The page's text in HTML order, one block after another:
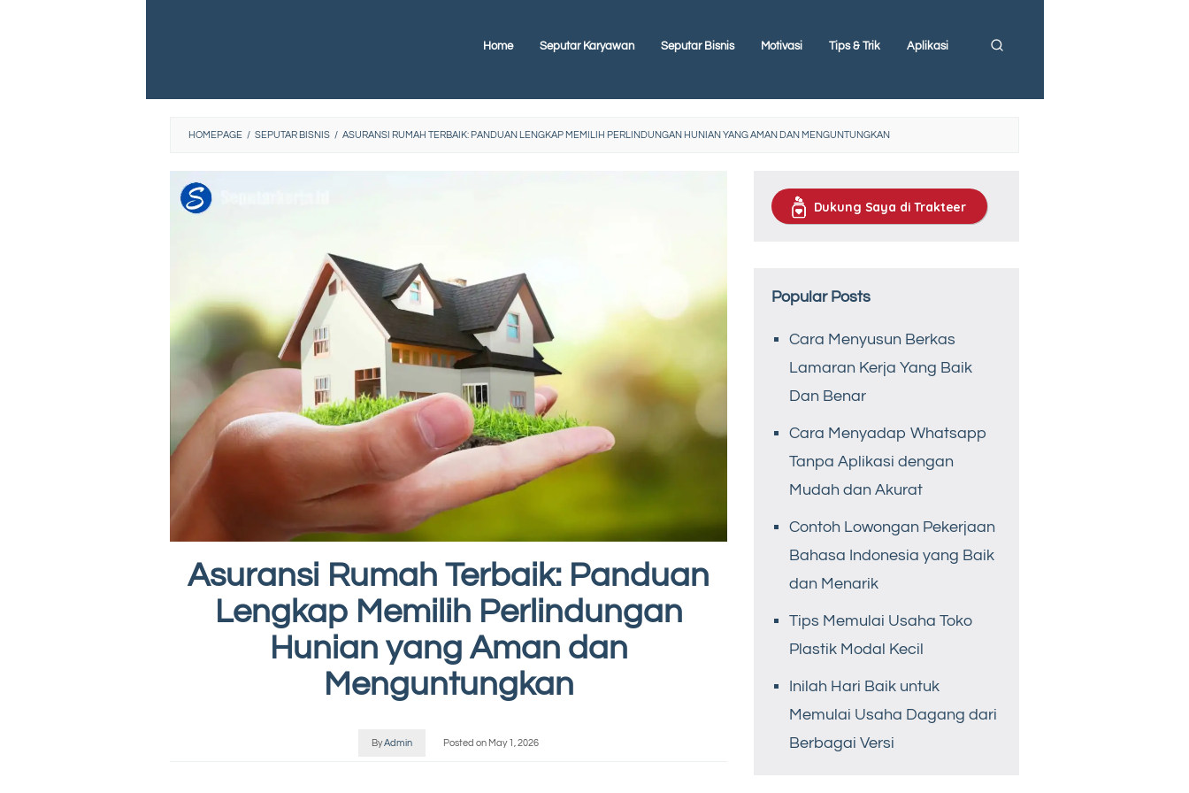
Home Seputar Karyawan Seputar Bisnis Motivasi Tips & Trik Aplikasi
HOMEPAGE / SEPUTAR BISNIS / ASURANSI RUMAH TERBAIK: PANDUAN LENGKAP MEMILIH PERLINDUNGAN HUNIAN YANG AMAN DAN MENGUNTUNGKAN
Asuransi Rumah Terbaik: Panduan
Lengkap Memilih Perlindungan
Hunian yang Aman dan
Menguntungkan
ByAdmin Posted on May 1, 2026
Dukung Saya di Trakteer
Popular Posts
Cara Menyusun Berkas
Lamaran Kerja Yang Baik
Dan Benar
Cara Menyadap Whatsapp
Tanpa Aplikasi dengan
Mudah dan Akurat
Contoh Lowongan Pekerjaan
Bahasa Indonesia yang Baik
dan Menarik
Tips Memulai Usaha Toko
Plastik Modal Kecil
Inilah Hari Baik untuk
Memulai Usaha Dagang dari
Berbagai Versi